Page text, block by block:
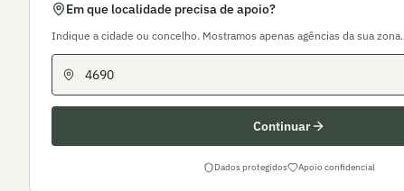
Em que localidade precisa de apoio?
Indique a cidade ou concelho. Mostramos apenas agências da sua zona.
Continuar
Dados protegidos Apoio confidencial